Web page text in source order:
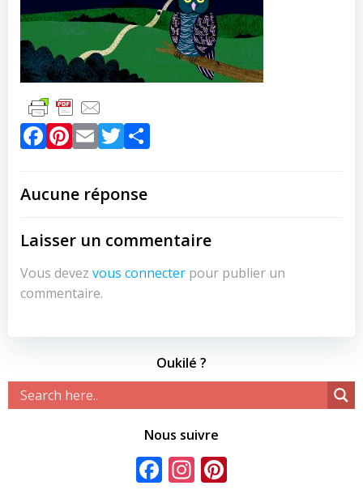
Facebook
Pinterest
EmailTwitter
Aucune réponse
Laisser un commentaire
Vous devez vous connecter pour publier un
commentaire.
Oukilé ?
Nous suivre
Facebook
Instagram